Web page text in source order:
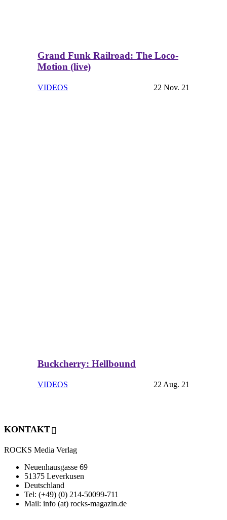
Grand Funk Railroad: The Loco-
Motion (live)
VIDEOS 22 Nov. 21
Buckcherry: Hellbound
VIDEOS 22 Aug. 21
KONTAKT
ROCKS Media Verlag
Neuenhausgasse 69
51375 Leverkusen
Deutschland
Tel: (+49) (0) 214-50099-711
Mail: info (at) rocks-magazin.de